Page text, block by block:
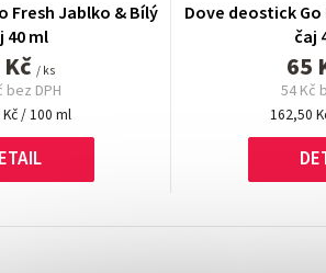
Fresh Jablko & Bílý
40 ml
/ ks
bez DPH
/ 100 ml
Dove deostick
čaj
65
54 Kč
Měrná
cena:
162,50